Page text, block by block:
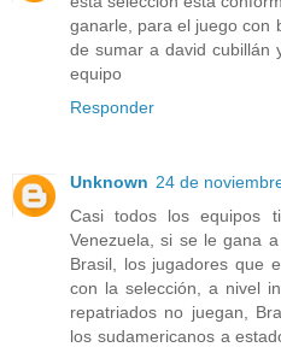
ganarle, para el juego con
de sumar a david cubillán
equipo
Responder
Unknown 24 de
Casi todos los equipos
Venezuela, si se le gana
Brasil, los jugadores que
con la selección, a nivel
repatriados no juegan,
los sudamericanos a